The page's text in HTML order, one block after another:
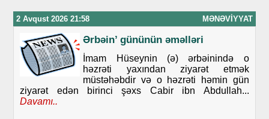
2 Avqust 2026 21:58 MƏNƏVIYYAT
Ərbəin’ gününün əməlləri
İmam Hüseynin (ə) ərbəinində o
həzrəti yaxından ziyarət etmək
müstəhəbdir və o həzrəti həmin gün
ziyarət edən birinci şəxs Cabir ibn Abdullah...
Davamı..